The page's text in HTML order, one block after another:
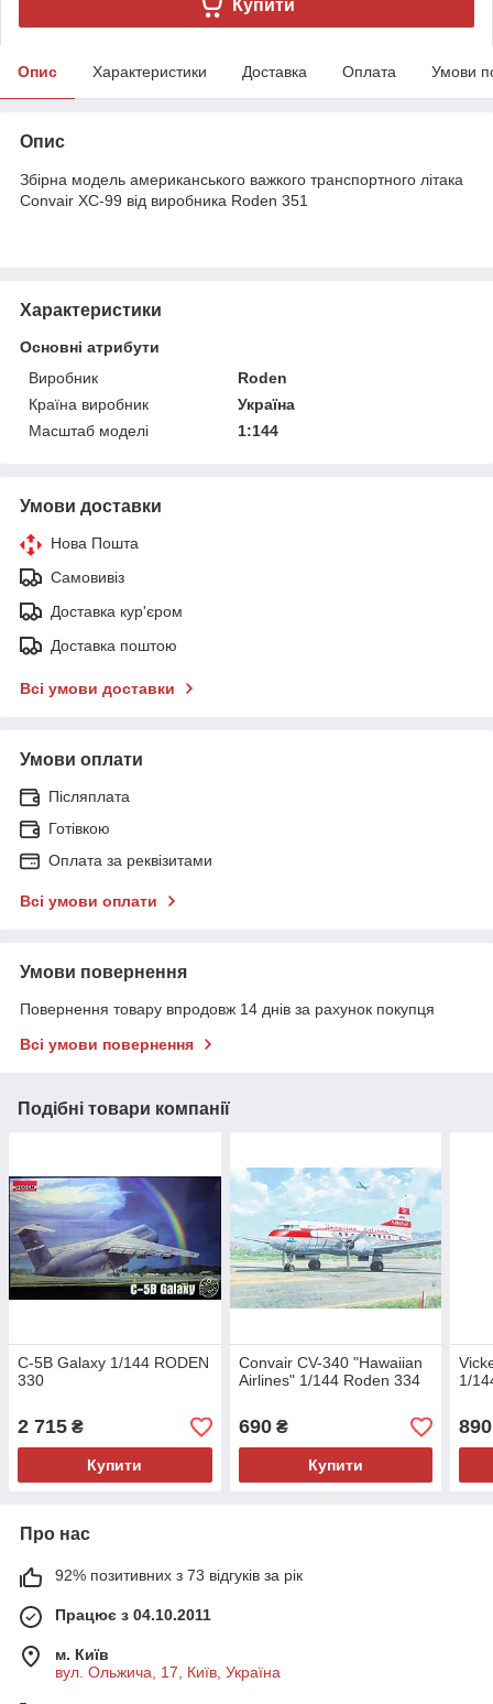
Купити
Опис Характеристики Доставка Оплата Умови
Опис
Збірна модель американського важкого транспортного літака
Convair XC-99 від виробника Roden 351
Характеристики
Основні атрибути
Виробник
Roden
Країна виробник
Україна
Масштаб моделі
1:144
Умови доставки
Нова Пошта
Самовивіз
Доставка кур'єром
Доставка поштою
Всі умови доставки
Умови оплати
Післяплата
Готівкою
Оплата за реквізитами
Всі умови оплати
Умови повернення
Повернення товару впродовж 14 днів за рахунок покупця
Всі умови повернення
Подібні товари компанії
C-5B Galaxy 1/144 RODEN
330
2 715 ₴
Купити
Convair CV-340 "Hawaiian
Airlines" 1/144 Roden 334
690₴
Купити
1/
890
Про нас
92% позитивних з 73 відгуків за рік
Працює з 04.10.2011
м. Київ
вул. Ольжича, 17, Київ, Україна